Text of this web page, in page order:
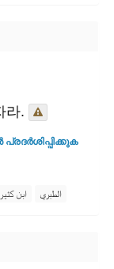
라.
ابن كثير الطبري